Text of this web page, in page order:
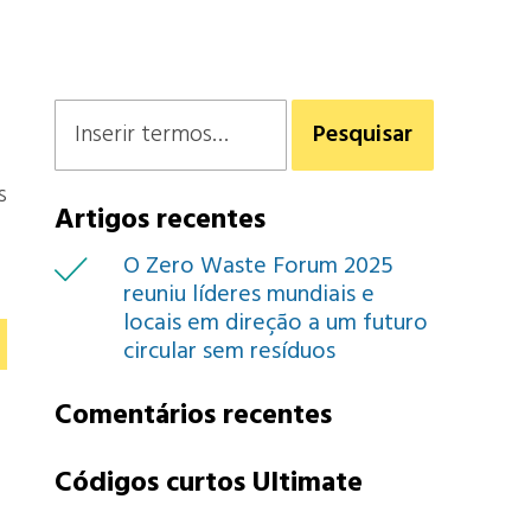
Artigos recentes
O Zero Waste Forum 2025
reuniu líderes mundiais e
locais em direção a um futuro
circular sem resíduos
Comentários recentes
Códigos curtos Ultimate